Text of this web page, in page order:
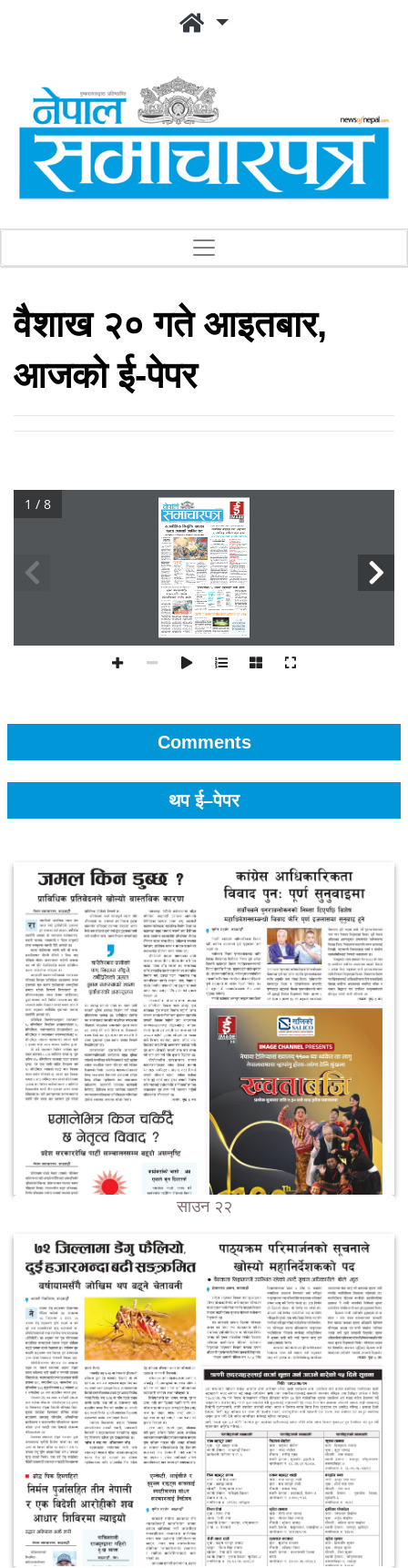
वैशाख २० गते आइतबार,
आजको ई-पेपर
1 / 8
Comments
थप ई–पेपर
साउन २२